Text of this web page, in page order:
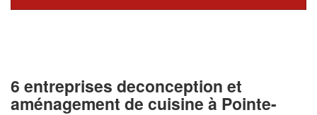
6 entreprises deconception et
aménagement de cuisine à Pointe-